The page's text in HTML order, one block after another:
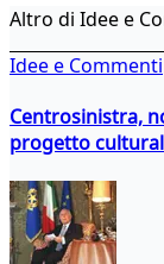
Altro di Idee e
Idee e Commenti
Centrosinistra,
progetto